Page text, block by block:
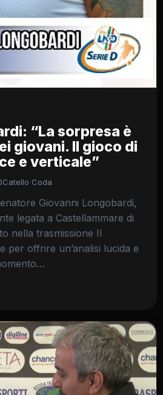
“La sorpresa è
giovani. Il gioco di
e verticale”
Catello Coda
Giovanni Longobardi,
legata a Castellammare di
nella trasmissione Il
per offrire un’analisi lucida e